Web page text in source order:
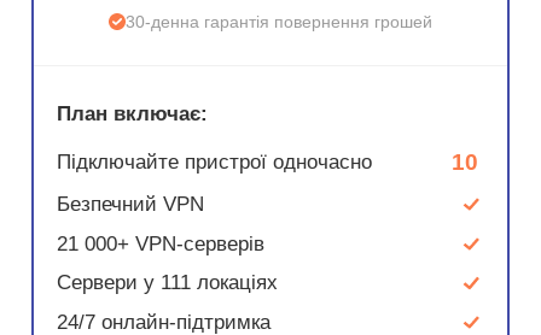
30-денна гарантія повернення грошей
План включає:
Підключайте пристрої одночасно 10
Безпечний VPN
21 000+ VPN-серверів
Сервери у 111 локаціях
24/7 онлайн-підтримка